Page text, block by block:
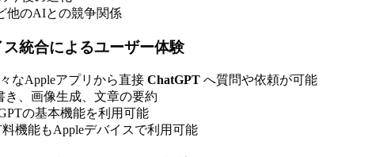
他のAIとの競争関係
統合によるユーザー体験
なAppleアプリから直接 ChatGPT へ質問や依頼が可能
き、画像生成、文章の要約
の基本機能を利用可能
料機能もAppleデバイスで利用可能